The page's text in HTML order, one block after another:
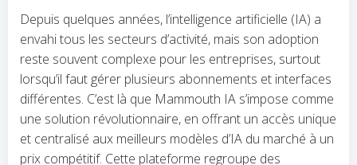
Depuis quelques années, l’intelligence artificielle (IA) a
envahi tous les secteurs d’activité, mais son adoption
reste souvent complexe pour les entreprises, surtout
lorsqu’il faut gérer plusieurs abonnements et interfaces
différentes. C’est là que Mammouth IA s’impose comme
une solution révolutionnaire, en offrant un accès unique
et centralisé aux meilleurs modèles d’IA du marché à un
prix compétitif. Cette plateforme regroupe des